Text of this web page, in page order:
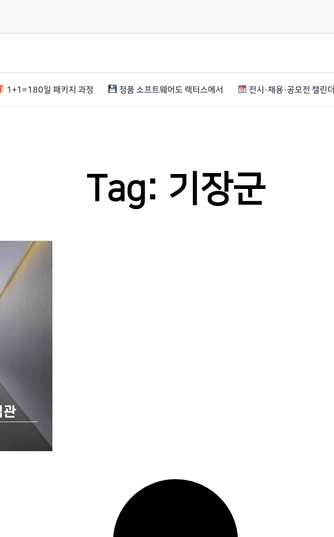
1+1=180일 패키지 과정 정품 소프트웨어도 렉터스에서 전시·채용·공모전 캘린더
Tag: 기장군